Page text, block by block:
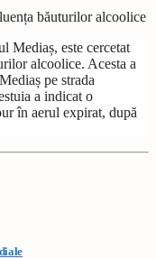
Mediaș, este cercetat
alcoolice. Acesta a
pe strada
a indicat o
în aerul expirat, după